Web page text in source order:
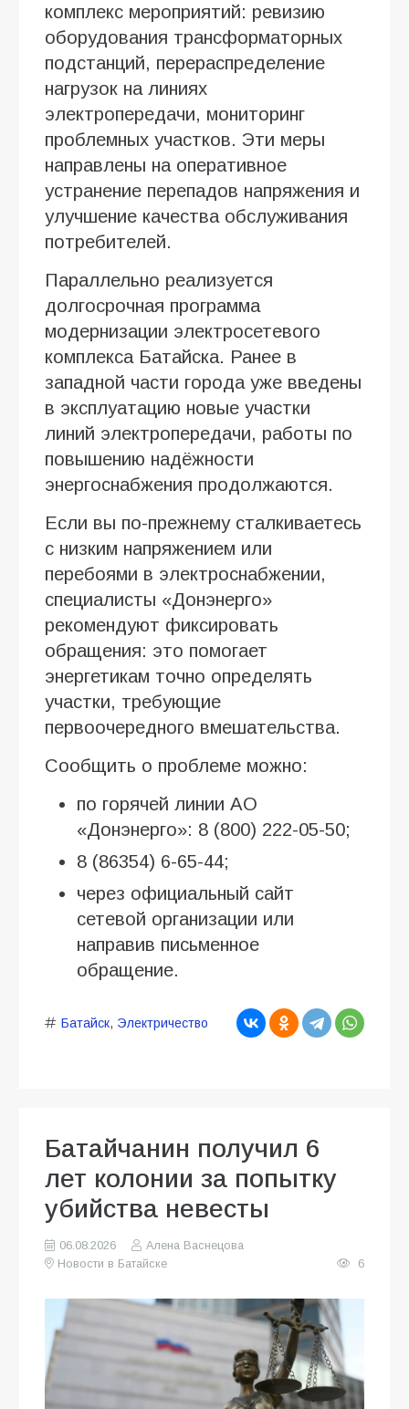
комплекс мероприятий: ревизию
оборудования трансформаторных
подстанций, перераспределение
нагрузок на линиях
электропередачи, мониторинг
проблемных участков. Эти меры
направлены на оперативное
устранение перепадов напряжения и
улучшение качества обслуживания
потребителей.
Параллельно реализуется
долгосрочная программа
модернизации электросетевого
комплекса Батайска. Ранее в
западной части города уже введены
в эксплуатацию новые участки
линий электропередачи, работы по
повышению надёжности
энергоснабжения продолжаются.
Если вы по-прежнему сталкиваетесь
с низким напряжением или
перебоями в электроснабжении,
специалисты «Донэнерго»
рекомендуют фиксировать
обращения: это помогает
энергетикам точно определять
участки, требующие
первоочередного вмешательства.
Сообщить о проблеме можно:
по горячей линии АО
«Донэнерго»: 8 (800) 222-05-50;
8 (86354) 6-65-44;
через официальный сайт
сетевой организации или
направив письменное
обращение.
Батайск, Электричество
Батайчанин получил 6
лет колонии за попытку
убийства невесты
06.08.2026
Алена Васнецова
Новости в Батайске
6